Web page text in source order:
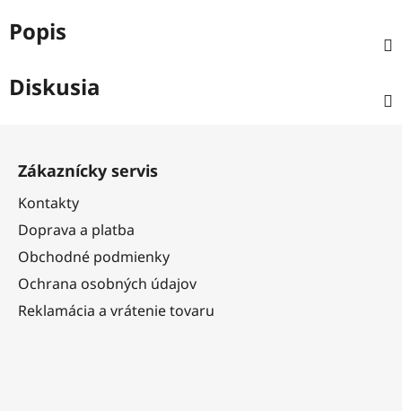
Popis
Diskusia
Zákaznícky servis
Kontakty
Doprava a platba
Obchodné podmienky
Ochrana osobných údajov
Reklamácia a vrátenie tovaru